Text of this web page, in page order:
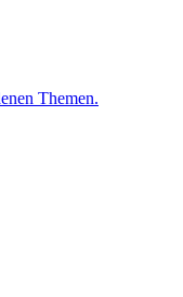
Themen.